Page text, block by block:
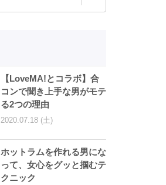
【LoveMA!とコラボ】合
コンで聞き上手な男がモテ
る2つの理由
2020.07.18 (土)
ホットラムを作れる男にな
って、女心をグッと掴むテ
クニック